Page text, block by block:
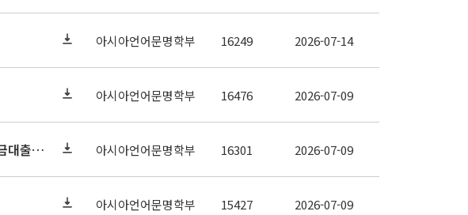
아시아언어문명학부 16249 2026-07-14
아시아언어문명학부 16476 2026-07-09
세종연구원 2026년도 세종이도인재장학금 디딤돌 장학사업 학자금대출 관련분야(원금상환, 이자지원) 신청 사업 안내 아시아언어문명학부 16301 2026-07-09
아시아언어문명학부 15427 2026-07-09